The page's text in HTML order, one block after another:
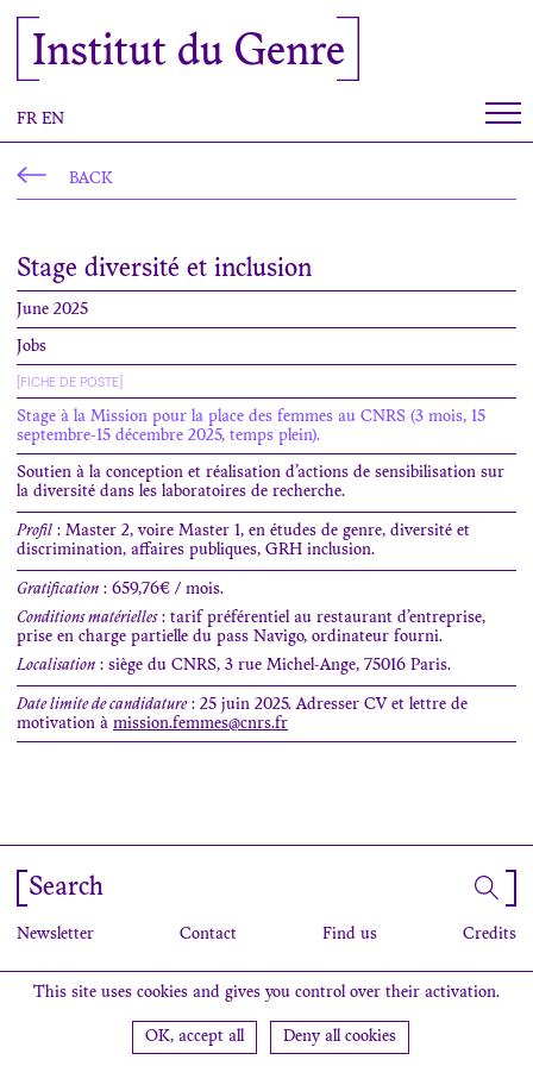
Institut du Genre
FR EN
BACK
Stage diversité et inclusion
June 2025
Jobs
[FICHE DE POSTE]
Stage à la Mission pour la place des femmes au CNRS (3 mois, 15
septembre-15 décembre 2025, temps plein).
Soutien à la conception et réalisation d’actions de sensibilisation sur
la diversité dans les laboratoires de recherche.
Profil : Master 2, voire Master 1, en études de genre, diversité et
discrimination, affaires publiques, GRH inclusion.
Gratification : 659,76€ / mois.
Conditions matérielles: tarif préférentiel au restaurant d’entreprise,
prise en charge partielle du pass Navigo, ordinateur fourni.
Localisation : siège du CNRS, 3 rue Michel-Ange, 75016 Paris.
Date limite de candidature: 25 juin 2025. Adresser CV et lettre de
motivation à mission.femmes@cnrs.fr
Search
Newsletter Contact Find us Credits
This site uses cookies and gives you control over their activation.
OK, accept all Deny all cookies